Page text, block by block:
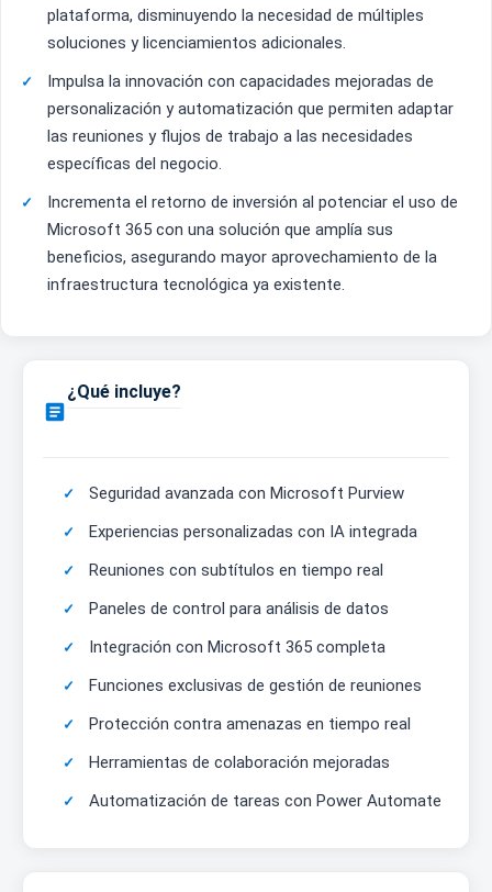
plataforma, disminuyendo la necesidad de múltiples
soluciones y licenciamientos adicionales.
Impulsa la innovación con capacidades mejoradas de
personalización y automatización que permiten adaptar
las reuniones y flujos de trabajo a las necesidades
específicas del negocio.
Incrementa el retorno de inversión al potenciar el uso de
Microsoft 365 con una solución que amplía sus
beneficios, asegurando mayor aprovechamiento de la
infraestructura tecnológica ya existente.

¿Qué incluye?
Seguridad avanzada con Microsoft Purview
Experiencias personalizadas con IA integrada
Reuniones con subtítulos en tiempo real
Paneles de control para análisis de datos
Integración con Microsoft 365 completa
Funciones exclusivas de gestión de reuniones
Protección contra amenazas en tiempo real
Herramientas de colaboración mejoradas
Automatización de tareas con Power Automate